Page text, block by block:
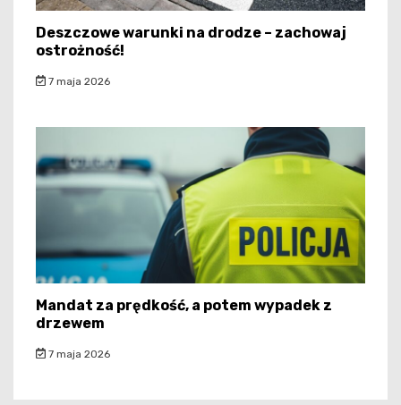
Deszczowe warunki na drodze – zachowaj
ostrożność!
7 maja 2026
Mandat za prędkość, a potem wypadek z
drzewem
7 maja 2026